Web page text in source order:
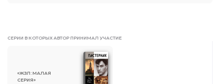
СЕРИИ В КОТОРЫХ АВТОР ПРИНИМАЛ УЧАСТИЕ
«ЖЗЛ: МАЛАЯ
СЕРИЯ»